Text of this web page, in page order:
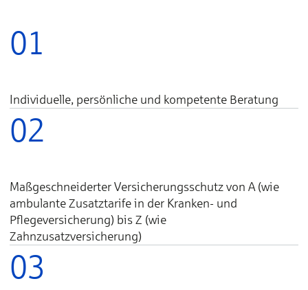
01
Individuelle, persönliche und kompetente Beratung
02
Maßgeschneiderter Versicherungsschutz von A (wie
ambulante Zusatztarife in der Kranken- und
Pflegeversicherung) bis Z (wie
Zahnzusatzversicherung)
03